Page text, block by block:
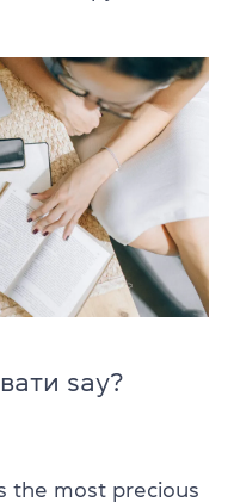
say?
the most precious